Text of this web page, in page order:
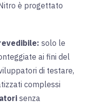
è progettato
solo le
ai fini del
di testare,
complessi
senza